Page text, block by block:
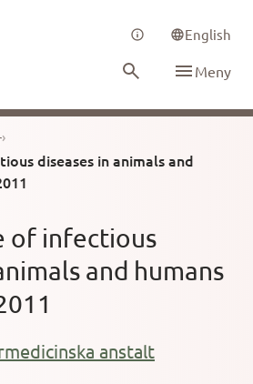
English
Meny
diseases in animals and
of infectious
and humans
anstalt